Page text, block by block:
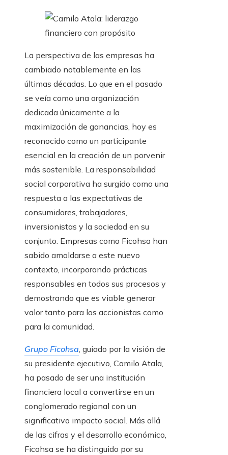
La perspectiva de las empresas ha
cambiado notablemente en las
últimas décadas. Lo que en el pasado
se veía como una organización
dedicada únicamente a la
maximización de ganancias, hoy es
reconocido como un participante
esencial en la creación de un porvenir
más sostenible. La responsabilidad
social corporativa ha surgido como una
respuesta a las expectativas de
consumidores, trabajadores,
inversionistas y la sociedad en su
conjunto. Empresas como Ficohsa han
sabido amoldarse a este nuevo
contexto, incorporando prácticas
responsables en todos sus procesos y
demostrando que es viable generar
valor tanto para los accionistas como
para la comunidad.
Grupo Ficohsa, guiado por la visión de
su presidente ejecutivo, Camilo Atala,
ha pasado de ser una institución
financiera local a convertirse en un
conglomerado regional con un
significativo impacto social. Más allá
de las cifras y el desarrollo económico,
Ficohsa se ha distinguido por su